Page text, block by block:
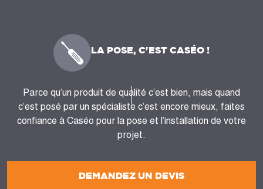
DEMANDEZ UN DEVIS
LA POSE, C'EST CASÉO !
Parce qu’un produit de qualité c’est bien, mais quand
c’est posé par un spécialiste c’est encore mieux, faites
confiance à Caséo pour la pose et l’installation de votre
projet.